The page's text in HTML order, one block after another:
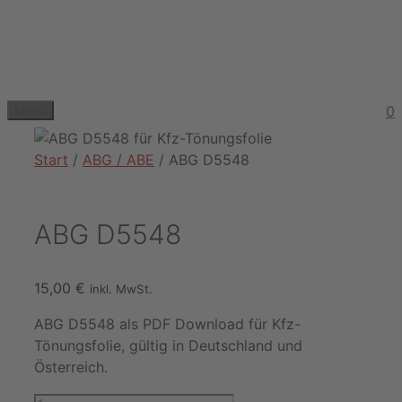
0
Start / ABG / ABE / ABG D5548
ABG D5548
15,00 € inkl. MwSt.
ABG D5548 als PDF Download für Kfz-
Tönungsfolie, gültig in Deutschland und
Österreich.